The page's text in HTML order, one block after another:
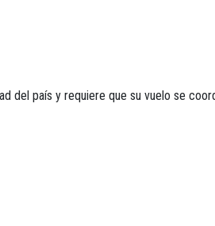
del país y requiere que su vuelo se